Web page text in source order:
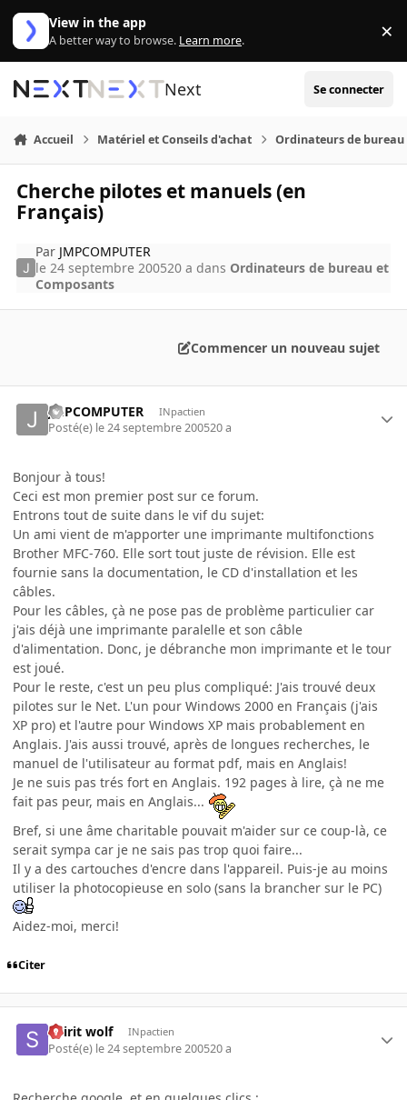
Aller au contenu
View in the app
A better way to browse. Learn more. ×
Next Se connecter
Accueil Matériel et Conseils d'achat Ordinateurs de bureau
Cherche pilotes et manuels (en
Français)
Par JMPCOMPUTER
le 24 septembre 200520 a dans Ordinateurs de bureau et
Composants
Commencer un nouveau sujet
JMPCOMPUTER INpactien
Posté(e) le 24 septembre 200520 a
Bonjour à tous!
Ceci est mon premier post sur ce forum.
Entrons tout de suite dans le vif du sujet:
Un ami vient de m'apporter une imprimante multifonctions
Brother MFC-760. Elle sort tout juste de révision. Elle est
fournie sans la documentation, le CD d'installation et les
câbles.
Pour les câbles, çà ne pose pas de problème particulier car
j'ais déjà une imprimante paralelle et son câble
d'alimentation. Donc, je débranche mon imprimante et le tour
est joué.
Pour le reste, c'est un peu plus compliqué: J'ais trouvé deux
pilotes sur le Net. L'un pour Windows 2000 en Français (j'ais
XP pro) et l'autre pour Windows XP mais probablement en
Anglais. J'ais aussi trouvé, après de longues recherches, le
manuel de l'utilisateur au format pdf, mais en Anglais!
Je ne suis pas trés fort en Anglais. 192 pages à lire, çà ne me
fait pas peur, mais en Anglais...
Bref, si une âme charitable pouvait m'aider sur ce coup-là, ce
serait sympa car je ne sais pas trop quoi faire...
Il y a des cartouches d'encre dans l'appareil. Puis-je au moins
utiliser la photocopieuse en solo (sans la brancher sur le PC)
Aidez-moi, merci!
Citer
Spirit wolf INpactien
Posté(e) le 24 septembre 200520 a